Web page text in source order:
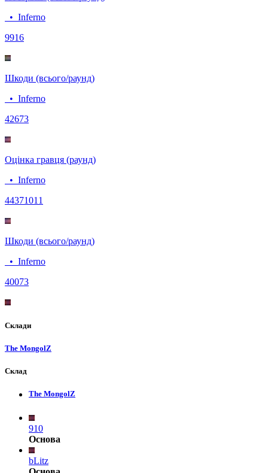
• Inferno
9916
Шкоди (всього/раунд)
• Inferno
42673
Оцінка гравця (раунд)
• Inferno
44371011
Шкоди (всього/раунд)
• Inferno
40073
Склади
The MongolZ
Склад
The MongolZ
910
Основа
bLitz